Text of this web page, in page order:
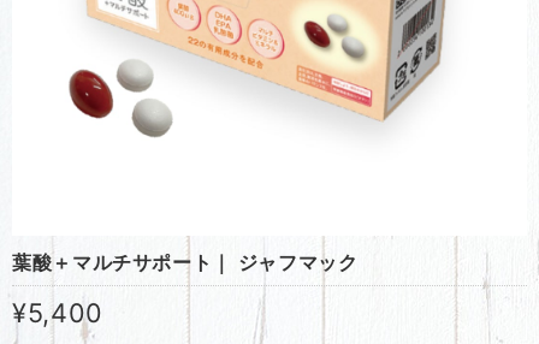
葉酸＋マルチサポート｜ ジャフマック
¥5,400